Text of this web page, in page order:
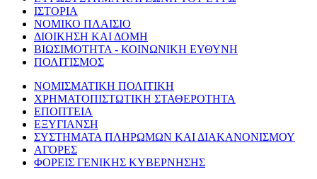
ΙΣΤΟΡΙΑ
ΝΟΜΙΚΟ ΠΛΑΙΣΙΟ
ΔΙΟΙΚΗΣΗ ΚΑΙ ΔΟΜΗ
ΒΙΩΣΙΜΟΤΗΤΑ - ΚΟΙΝΩΝΙΚΗ ΕΥΘΥΝΗ
ΠΟΛΙΤΙΣΜΟΣ
ΝΟΜΙΣΜΑΤΙΚΗ ΠΟΛΙΤΙΚΗ
ΧΡΗΜΑΤΟΠΙΣΤΩΤΙΚΗ ΣΤΑΘΕΡΟΤΗΤΑ
ΕΠΟΠΤΕΙΑ
ΕΞΥΓΙΑΝΣΗ
ΣΥΣΤΗΜΑΤΑ ΠΛΗΡΩΜΩΝ ΚΑΙ ΔΙΑΚΑΝΟΝΙΣΜΟΥ
ΑΓΟΡΕΣ
ΦΟΡΕΙΣ ΓΕΝΙΚΗΣ ΚΥΒΕΡΝΗΣΗΣ